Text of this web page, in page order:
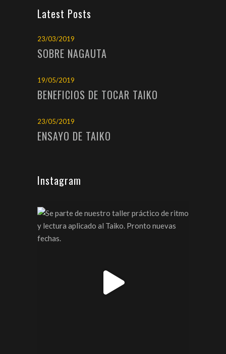
Latest Posts
23/03/2019
SOBRE NAGAUTA
19/05/2019
BENEFICIOS DE TOCAR TAIKO
23/05/2019
ENSAYO DE TAIKO
Instagram